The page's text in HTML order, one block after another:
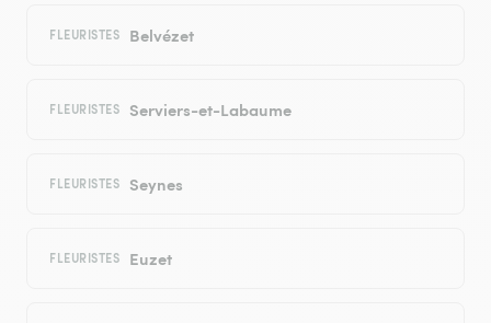
FLEURISTES Belvézet
FLEURISTES Serviers-et-Labaume
FLEURISTES Seynes
FLEURISTES Euzet